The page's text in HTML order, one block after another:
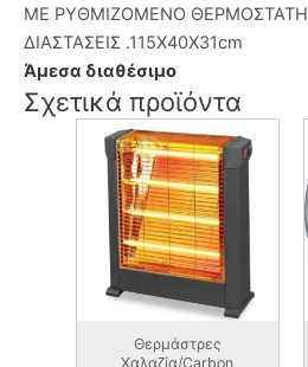
ΜΕ ΡΥΘΜΙΖΟΜΕΝΟ ΘΕΡΜΟΣΤΑΤΗ
ΔIAΣΤΑΣΕΙΣ .115Χ40Χ31cm
Άμεσα διαθέσιμο
Σχετικά προϊόντα
Θερμάστρες
Χαλαζία/Carbon